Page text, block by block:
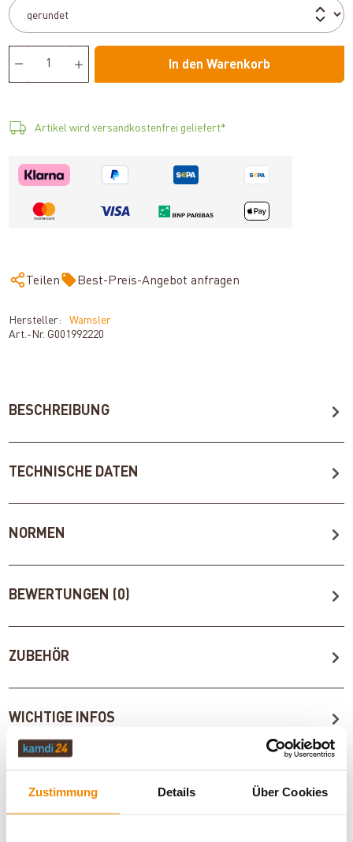
Zustimmung Details Über Cookies
In den Warenkorb
Artikel wird versandkostenfrei geliefert*
Teilen Best-Preis-Angebot anfragen
Hersteller:
Wamsler
Art.-Nr. G001992220
BESCHREIBUNG
TECHNISCHE DATEN
NORMEN
BEWERTUNGEN (0)
ZUBEHÖR
WICHTIGE INFOS
Artikeldatenblatt drucken Frage zum Artikel